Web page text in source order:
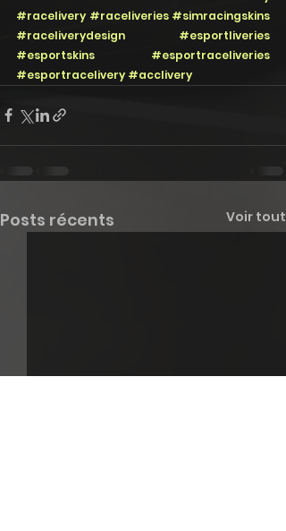
#racelivery #raceliveries #simracingskins
#raceliverydesign
#esportliveries
#esportskins
#esportraceliveries
#esportracelivery #acclivery
Posts récents Voir tout